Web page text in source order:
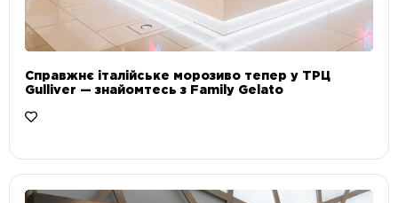
Справжнє італійське морозиво тепер у ТРЦ
Gulliver — знайомтесь з Family Gelato